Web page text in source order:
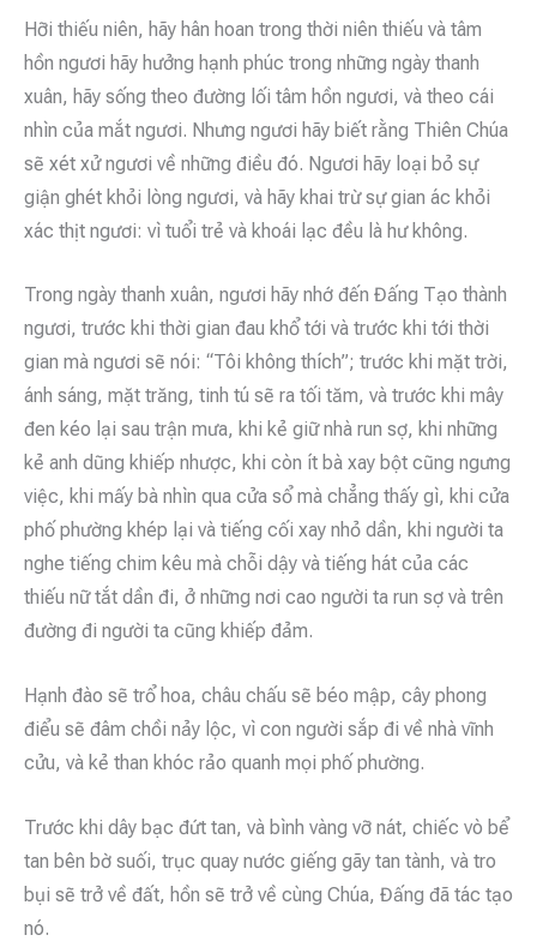
Hỡi thiếu niên, hãy hân hoan trong thời niên thiếu và tâm
hồn ngươi hãy hưởng hạnh phúc trong những ngày thanh
xuân, hãy sống theo đường lối tâm hồn ngươi, và theo cái
nhìn của mắt ngươi. Nhưng ngươi hãy biết rằng Thiên Chúa
sẽ xét xử ngươi về những điều đó. Ngươi hãy loại bỏ sự
giận ghét khỏi lòng ngươi, và hãy khai trừ sự gian ác khỏi
xác thịt ngươi: vì tuổi trẻ và khoái lạc đều là hư không.
Trong ngày thanh xuân, ngươi hãy nhớ đến Đấng Tạo thành
ngươi, trước khi thời gian đau khổ tới và trước khi tới thời
gian mà ngươi sẽ nói: “Tôi không thích”; trước khi mặt trời,
ánh sáng, mặt trăng, tinh tú sẽ ra tối tăm, và trước khi mây
đen kéo lại sau trận mưa, khi kẻ giữ nhà run sợ, khi những
kẻ anh dũng khiếp nhược, khi còn ít bà xay bột cũng ngưng
việc, khi mấy bà nhìn qua cửa sổ mà chẳng thấy gì, khi cửa
phố phường khép lại và tiếng cối xay nhỏ dần, khi người ta
nghe tiếng chim kêu mà chỗi dậy và tiếng hát của các
thiếu nữ tắt dần đi, ở những nơi cao người ta run sợ và trên
đường đi người ta cũng khiếp đảm.
Hạnh đào sẽ trổ hoa, châu chấu sẽ béo mập, cây phong
điểu sẽ đâm chồi nảy lộc, vì con người sắp đi về nhà vĩnh
cửu, và kẻ than khóc rảo quanh mọi phố phường.
Trước khi dây bạc đứt tan, và bình vàng vỡ nát, chiếc vò bể
tan bên bờ suối, trục quay nước giếng gãy tan tành, và tro
bụi sẽ trở về đất, hồn sẽ trở về cùng Chúa, Đấng đã tác tạo
nó.